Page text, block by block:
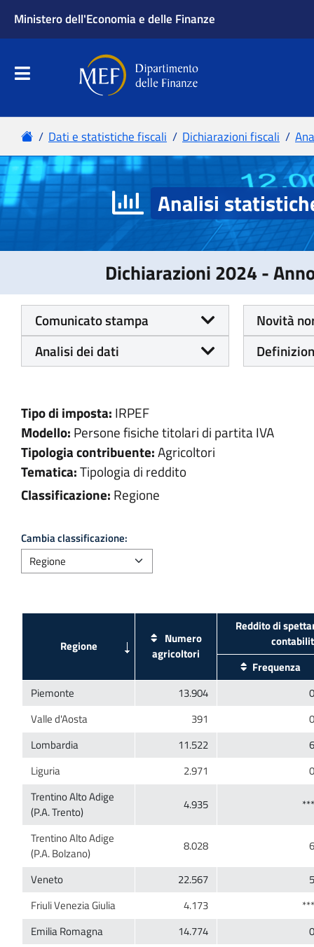
Analisi
Dichiarazioni 2024 -
Comunicato stampa
Novità
Analisi dei dati
Tipo di imposta: IRPEF
Modello: Persone fisiche titolari di partita IVA
Tipologia contribuente:Agricoltori
Tematica:Tipologia di reddito
Classificazione: Regione
Cambia classificazione:
Numero
Reddito di
Trentino Alto Adige
Trentino Alto Adige